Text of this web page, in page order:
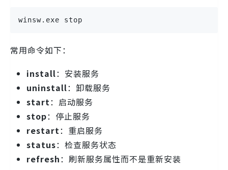
winsw.exe stop
常用命令如下：
install：安装服务
uninstall：卸载服务
start：启动服务
stop：停止服务
restart：重启服务
status：检查服务状态
refresh：刷新服务属性而不是重新安装